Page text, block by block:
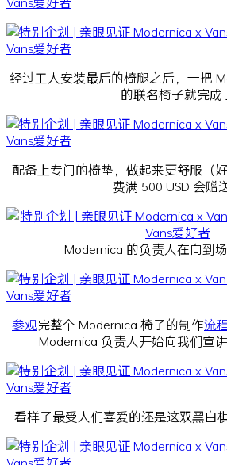
经过工人安装最后的椅腿之后，一把
的联名椅子就完成
配备上专门的椅垫，做起来更舒服（
费满 500 USD 会赠送
Modernica 的负责人在向到
参观完整个 Modernica 椅子的制作流
Modernica 负责人开始向我们宣
看样子最受人们喜爱的还是这双黑白